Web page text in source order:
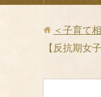
＜子育て
【反抗期女